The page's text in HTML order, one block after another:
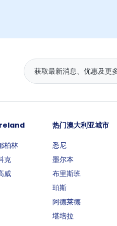
柏林
克
威
热门澳大利亚城市
悉尼
墨尔本
布里斯班
珀斯
阿德莱德
堪培拉